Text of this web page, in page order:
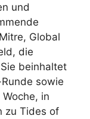
und
Global
die
beinhaltet
sowie
in
zu Tides of